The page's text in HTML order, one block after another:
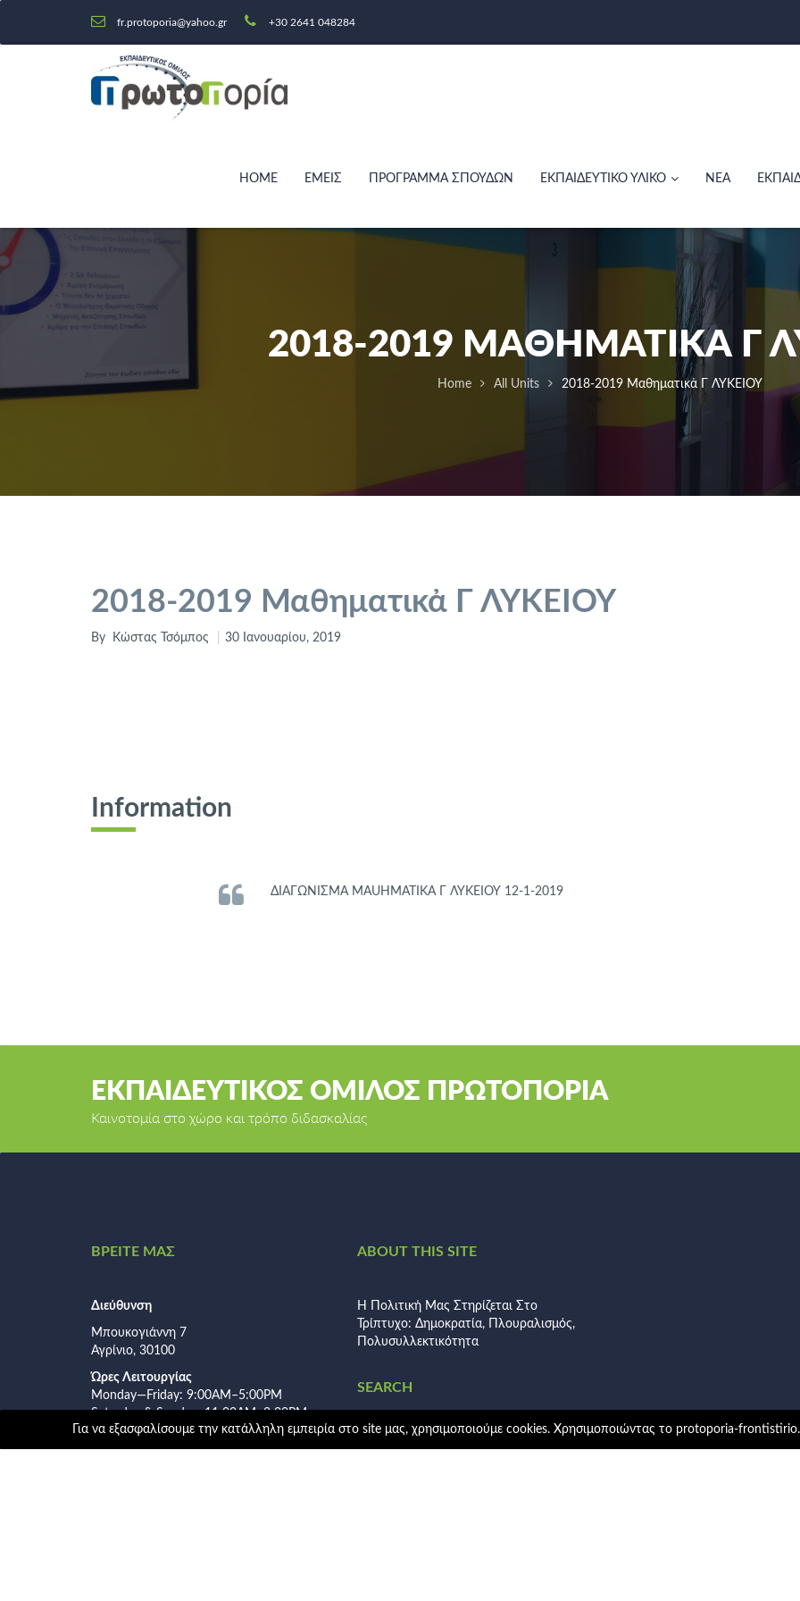
fr.protoporia@yahoo.gr +30 2641 048284
HOME ΕΜΕΙΣ ΠΡΟΓΡΑΜΜΑ ΣΠΟΥΔΩΝ ΕΚΠΑΙΔΕΥΤΙΚΟ ΥΛΙΚΟ ΝΕΑ
2018-2019 ΜΑΘΗΜΑΤΙΚἈ Γ
Home All Units 2018-2019 Μαθηματικἀ Γ ΛΥΚΕΙΟΥ
2018-2019 Μαθηματικἀ Γ ΛΥΚΕΙΟΥ
By Κώστας Τσόμπος 30 Ιανουαρίου, 2019
Information
ΔΙΑΓΩΝΙΣΜΑ MAUHMATIKA Γ ΛΥΚΕΙΟΥ 12-1-2019
ΕΚΠΑΙΔΕΥΤΙΚΟΣ ΟΜΙΛΟΣ ΠΡΩΤΟΠΟΡΙΑ
Καινοτομία στο χώρο και τρόπο διδασκαλίας
ΒΡΕΙΤΕ ΜΑΣ
Διεύθυνση
Μπουκογιάννη 7
Αγρίνιο, 30100
Ώρες Λειτουργίας
Monday—Friday: 9:00AM–5:00PM
Saturday & Sunday: 11:00AM–3:00PM
ABOUT THIS SITE
Η Πολιτική Μας Στηρίζεται Στο
Τρίπτυχο: Δημοκρατία, Πλουραλισμός,
Πολυσυλλεκτικότητα
SEARCH
Για να εξασφαλίσουμε την κατάλληλη εμπειρία στο site μας, χρησιμοποιούμε cookies. Χρησιμοποιώντας το protoporia-